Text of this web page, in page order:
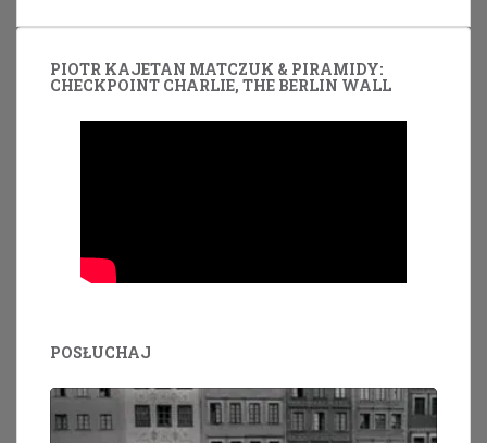
PIOTR KAJETAN MATCZUK & PIRAMIDY:
CHECKPOINT CHARLIE, THE BERLIN WALL
POSŁUCHAJ
Odtwarzacz
dźwiękowych